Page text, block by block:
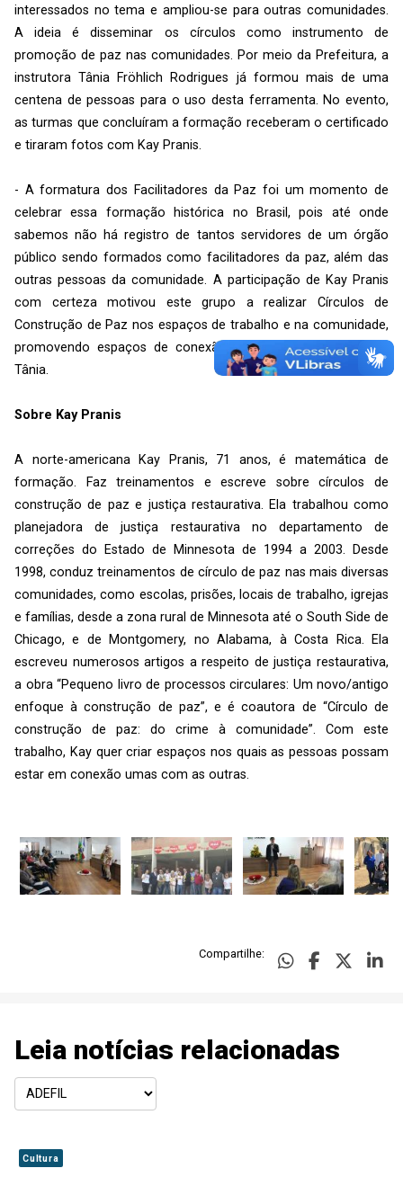
interessados no tema e ampliou-se para outras comunidades.
A ideia é disseminar os círculos como instrumento de
promoção de paz nas comunidades. Por meio da Prefeitura, a
instrutora Tânia Fröhlich Rodrigues já formou mais de uma
centena de pessoas para o uso desta ferramenta. No evento,
as turmas que concluíram a formação receberam o certificado
e tiraram fotos com Kay Pranis.
- A formatura dos Facilitadores da Paz foi um momento de
celebrar essa formação histórica no Brasil, pois até onde
sabemos não há registro de tantos servidores de um órgão
público sendo formados como facilitadores da paz, além das
outras pessoas da comunidade. A participação de Kay Pranis
com certeza motivou este grupo a realizar Círculos de
Construção de Paz nos espaços de trabalho e na comunidade,
promovendo espaços de conexão entre as pessoas - disse
Tânia.
Sobre Kay Pranis
A norte-americana Kay Pranis, 71 anos, é matemática de
formação. Faz treinamentos e escreve sobre círculos de
construção de paz e justiça restaurativa. Ela trabalhou como
planejadora de justiça restaurativa no departamento de
correções do Estado de Minnesota de 1994 a 2003. Desde
1998, conduz treinamentos de círculo de paz nas mais diversas
comunidades, como escolas, prisões, locais de trabalho, igrejas
e famílias, desde a zona rural de Minnesota até o South Side de
Chicago, e de Montgomery, no Alabama, à Costa Rica. Ela
escreveu numerosos artigos a respeito de justiça restaurativa,
a obra “Pequeno livro de processos circulares: Um novo/antigo
enfoque à construção de paz”, e é coautora de “Círculo de
construção de paz: do crime à comunidade”. Com este
trabalho, Kay quer criar espaços nos quais as pessoas possam
estar em conexão umas com as outras.
Compartilhe:
Leia notícias relacionadas
Cultura